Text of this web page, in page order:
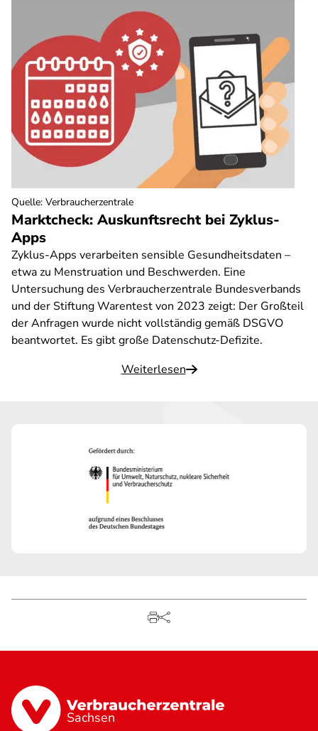
Marktcheck: Auskunftsrecht bei Zyklus-
Apps
Zyklus-Apps verarbeiten sensible Gesundheitsdaten –
etwa zu Menstruation und Beschwerden. Eine
Untersuchung des Verbraucherzentrale Bundesverbands
und der Stiftung Warentest von 2023 zeigt: Der Großteil
der Anfragen wurde nicht vollständig gemäß DSGVO
beantwortet. Es gibt große Datenschutz-Defizite.
Weiterlesen
Quelle: Verbraucherzentrale
Sachsen